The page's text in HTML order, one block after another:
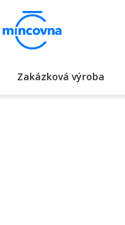
Zakázková výroba